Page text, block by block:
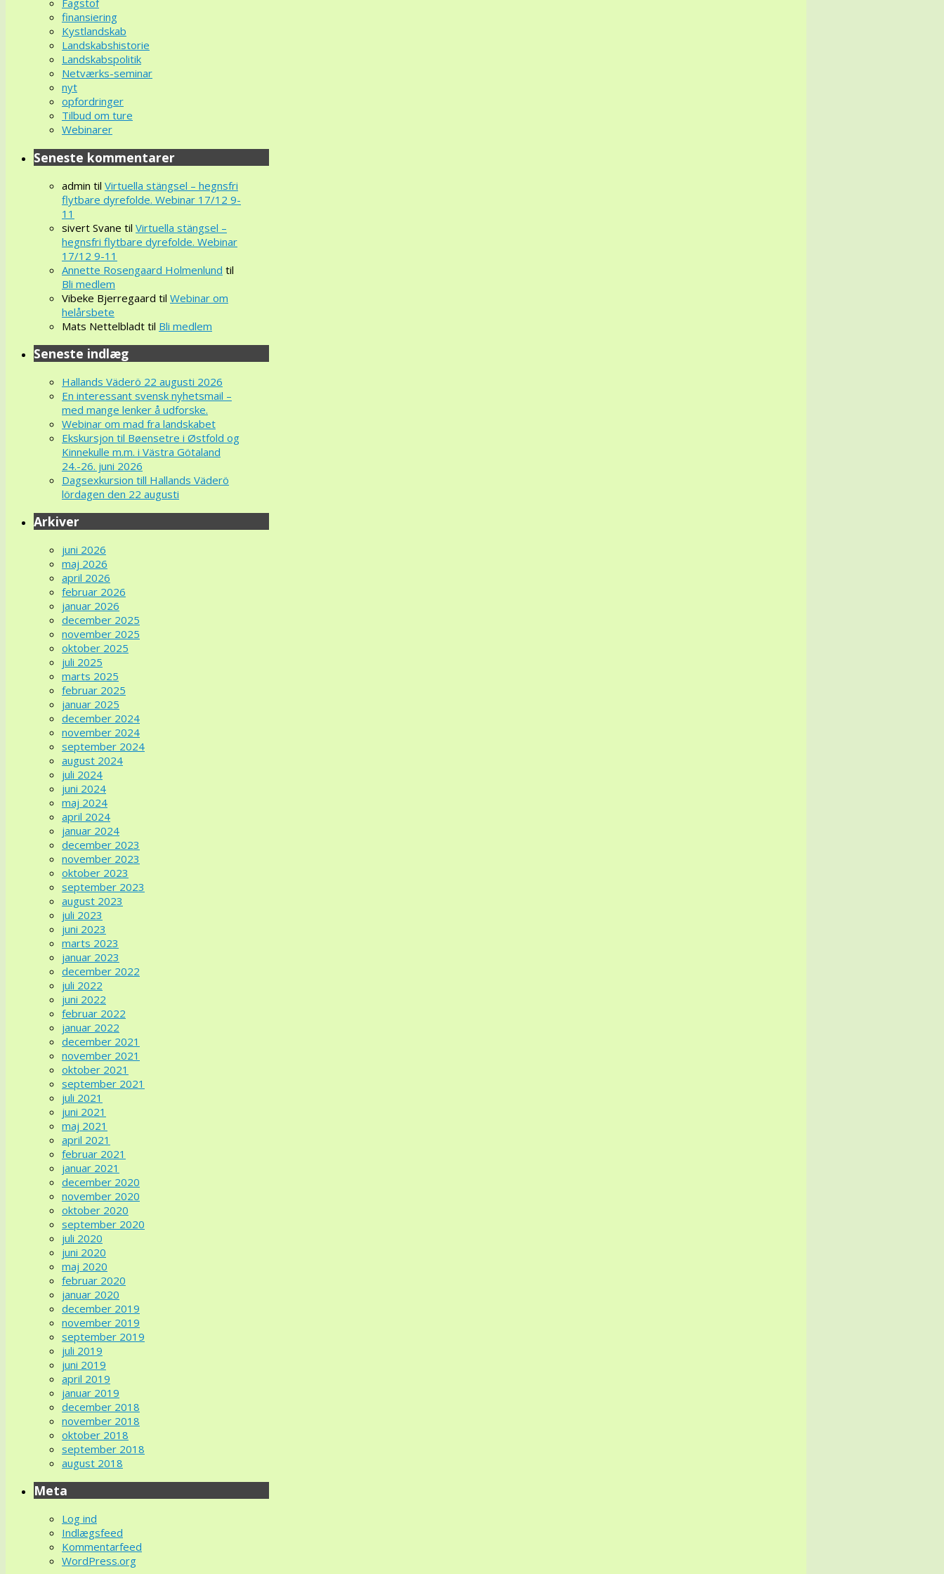
Fagstof
finansiering
Kystlandskab
Landskabshistorie
Landskabspolitik
Netværks-seminar
nyt
opfordringer
Tilbud om ture
Webinarer
Seneste kommentarer
admin til Virtuella stängsel – hegnsfri
flytbare dyrefolde. Webinar 17/12 9-
11
sivert Svane til Virtuella stängsel –
hegnsfri flytbare dyrefolde. Webinar
17/12 9-11
Annette Rosengaard Holmenlund til
Bli medlem
Vibeke Bjerregaard til Webinar om
helårsbete
Mats Nettelbladt til Bli medlem
Seneste indlæg
Hallands Väderö 22 augusti 2026
En interessant svensk nyhetsmail –
med mange lenker å udforske.
Webinar om mad fra landskabet
Ekskursjon til Bøensetre i Østfold og
Kinnekulle m.m. i Västra Götaland
24.-26. juni 2026
Dagsexkursion till Hallands Väderö
lördagen den 22 augusti
Arkiver
juni 2026
maj 2026
april 2026
februar 2026
januar 2026
december 2025
november 2025
oktober 2025
juli 2025
marts 2025
februar 2025
januar 2025
december 2024
november 2024
september 2024
august 2024
juli 2024
juni 2024
maj 2024
april 2024
januar 2024
december 2023
november 2023
oktober 2023
september 2023
august 2023
juli 2023
juni 2023
marts 2023
januar 2023
december 2022
juli 2022
juni 2022
februar 2022
januar 2022
december 2021
november 2021
oktober 2021
september 2021
juli 2021
juni 2021
maj 2021
april 2021
februar 2021
januar 2021
december 2020
november 2020
oktober 2020
september 2020
juli 2020
juni 2020
maj 2020
februar 2020
januar 2020
december 2019
november 2019
september 2019
juli 2019
juni 2019
april 2019
januar 2019
december 2018
november 2018
oktober 2018
september 2018
august 2018
Meta
Log ind
Indlægsfeed
Kommentarfeed
WordPress.org